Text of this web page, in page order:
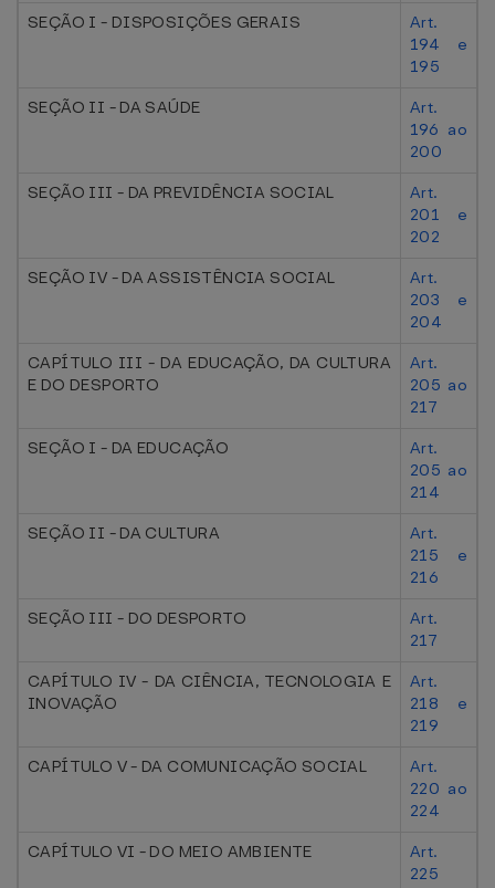
SEÇÃO I - DISPOSIÇÕES GERAIS
Art.
194 e
195
SEÇÃO II - DA SAÚDE
Art.
196 ao
200
SEÇÃO III - DA PREVIDÊNCIA SOCIAL
Art.
201 e
202
SEÇÃO IV - DA ASSISTÊNCIA SOCIAL
Art.
203 e
204
CAPÍTULO III - DA EDUCAÇÃO, DA CULTURA
E DO DESPORTO
Art.
205 ao
217
SEÇÃO I - DA EDUCAÇÃO
Art.
205 ao
214
SEÇÃO II - DA CULTURA
Art.
215 e
216
SEÇÃO III - DO DESPORTO
Art.
217
CAPÍTULO IV - DA CIÊNCIA, TECNOLOGIA E
INOVAÇÃO
Art.
218 e
219
CAPÍTULO V - DA COMUNICAÇÃO SOCIAL
Art.
220 ao
224
CAPÍTULO VI - DO MEIO AMBIENTE
Art.
225